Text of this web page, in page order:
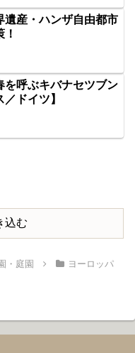
遺産・ハンザ自由都市
を呼ぶキバナセツブン
ドイツ】
込む
・庭園
ヨーロッパ